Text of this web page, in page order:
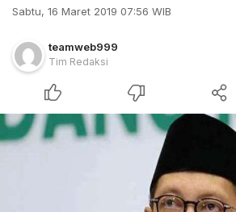
Sabtu, 16 Maret 2019 07:56 WIB
teamweb999
Tim Redaksi